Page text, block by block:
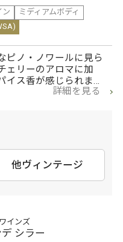
ン
ミディアムボディ
ピノ・ノワールに見ら
ェリーのアロマに加
イス香が感じられま…
詳細を見る
他ヴィンテージ
インズ
シラー